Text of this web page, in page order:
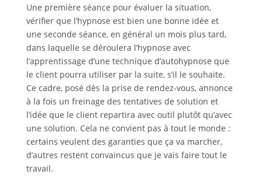
Une première séance pour évaluer la situation,
vérifier que l’hypnose est bien une bonne idée et
une seconde séance, en général un mois plus tard,
dans laquelle se déroulera l’hypnose avec
l’apprentissage d’une technique d’autohypnose que
le client pourra utiliser par la suite, s’il le souhaite.
Ce cadre, posé dès la prise de rendez-vous, annonce
à la fois un freinage des tentatives de solution et
l’idée que le client repartira avec outil plutôt qu’avec
une solution. Cela ne convient pas à tout le monde :
certains veulent des garanties que ça va marcher,
d’autres restent convaincus que je vais faire tout le
travail.